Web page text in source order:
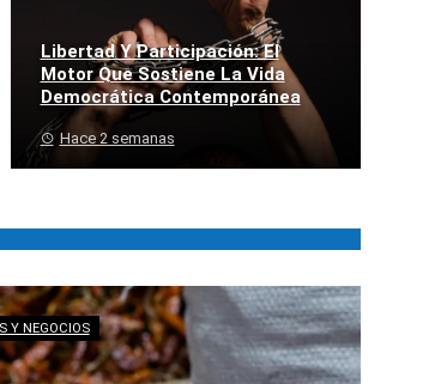
Libertad Y Participación: El
Motor Que Sostiene La Vida
Democrática Contemporánea
Hace 2 semanas
Y NEGOCIOS